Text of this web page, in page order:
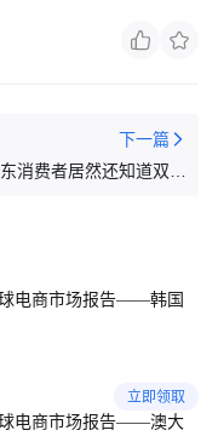
下一篇
消费者居然还知道双十
电商市场报告——韩国
立即领取
电商市场报告——澳大